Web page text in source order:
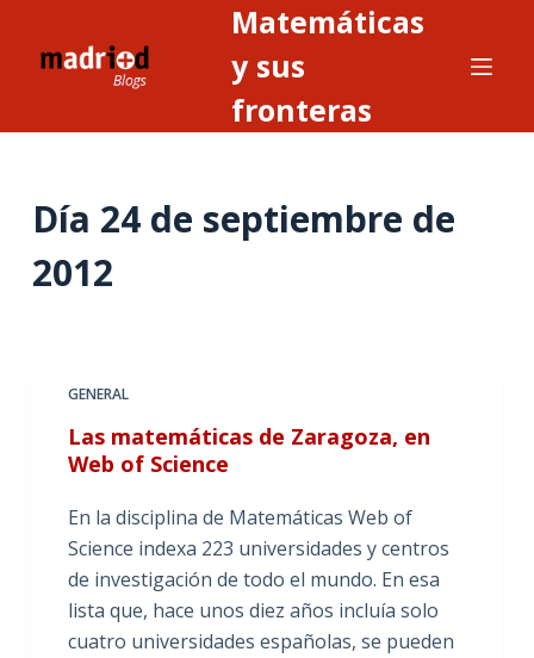
Matemáticas
y sus
fronteras
Día 24 de septiembre de
2012
GENERAL
Las matemáticas de Zaragoza, en
Web of Science
En la disciplina de Matemáticas Web of
Science indexa 223 universidades y centros
de investigación de todo el mundo. En esa
lista que, hace unos diez años incluía solo
cuatro universidades españolas, se pueden